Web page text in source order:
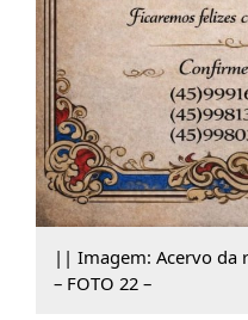
|| Imagem: Acervo da
– FOTO 22 –